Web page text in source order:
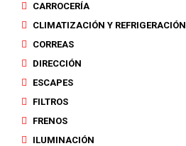
CARROCERÍA
CLIMATIZACIÓN Y REFRIGERACIÓN
CORREAS
DIRECCIÓN
ESCAPES
FILTROS
FRENOS
ILUMINACIÓN